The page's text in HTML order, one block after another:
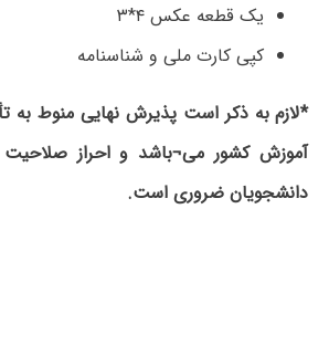
یک قطعه عکس ۴*۳
کپی کارت ملی و شناسنامه
*لازم به ذکر است پذیرش نهایی منوط به
آموزش کشور می¬باشد و احراز
دانشجویان ضروری است.